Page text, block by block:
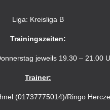
Liga: Kreisliga B
Trainingszeiten:
jeweils 19.30 – 21.00
Trainer:
(01737775014)/Ringo